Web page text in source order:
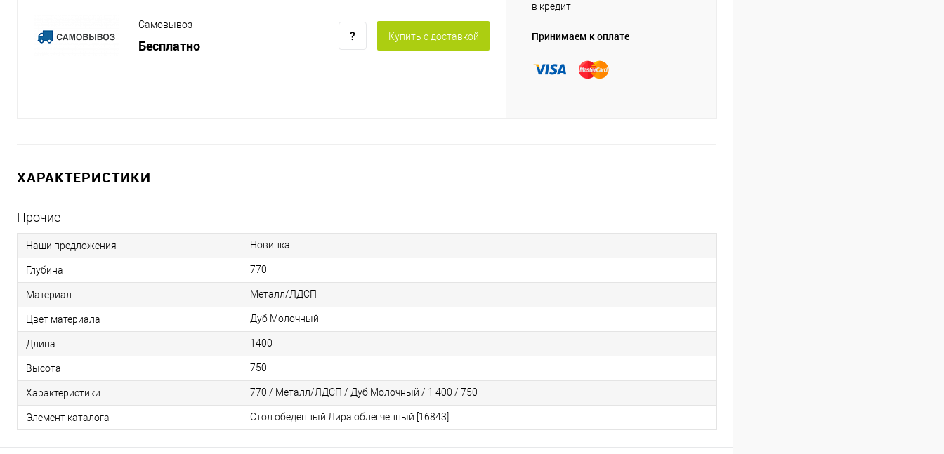
Самовывоз
Бесплатно
Купить c доставкой
в кредит
Принимаем к оплате
ХАРАКТЕРИСТИКИ
Прочие
Наши предложения Новинка
Глубина 770
Материал Металл/ЛДСП
Цвет материала Дуб Молочный
Длина 1400
Высота 750
Характеристики 770 / Металл/ЛДСП / Дуб Молочный / 1 400 / 750
Элемент каталога Стол обеденный Лира облегченный [16843]